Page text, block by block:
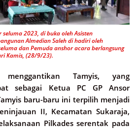
seluma 2023, di buka oleh Asisten
Almedian Saleh di hadiri oleh
dan Pemuda anshor acara berlangsung
Kamis, (28/9/23).
Tamyis, yang
sebagai Ketua PC GP Ansor
baru-baru ini terpilih menjadi
II, Kecamatan Sukaraja,
Pilkades serentak pada